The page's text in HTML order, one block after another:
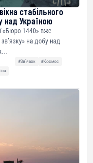
стабільного
над Україною
«Бюро 1440» вже
на добу над
#Звʼязок
#Космос